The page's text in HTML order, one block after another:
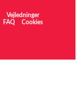
Vejledninger
FAQ Cookies